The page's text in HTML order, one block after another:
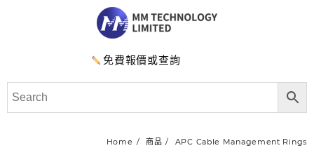
免費報價或查詢
Home 商品 APC Cable Management Rings